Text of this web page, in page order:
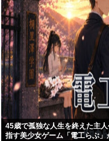
45歳で孤独な人生を終えた主
指す美少女ゲーム「電工らぶ」